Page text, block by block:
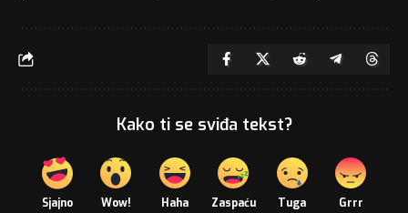
Kako ti se sviđa tekst?
Sjajno Wow! Haha Zaspaću Tuga Grrr